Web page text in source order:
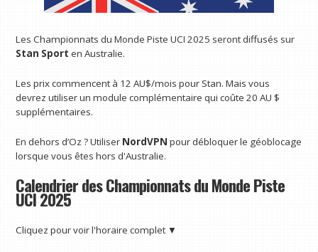
Les Championnats du Monde Piste UCI 2025 seront diffusés sur
Stan Sport en Australie.
Les prix commencent à 12 AU$/mois pour Stan. Mais vous
devrez utiliser un module complémentaire qui coûte 20 AU $
supplémentaires.
En dehors d’Oz ? Utiliser NordVPN pour débloquer le géoblocage
lorsque vous êtes hors d'Australie.
Calendrier des Championnats du Monde Piste
UCI 2025
Cliquez pour voir l'horaire complet ▼